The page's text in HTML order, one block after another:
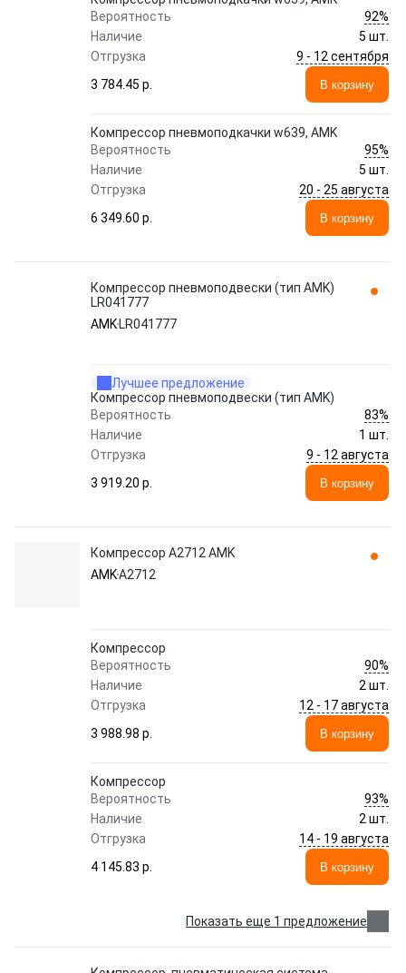
Вероятность
92%
Наличие
5 шт.
Отгрузка
9 - 12 сентября
3 784.45 p.
В корзину
Компрессор пневмоподкачки w639, AMK
Вероятность
95%
Наличие
5 шт.
Отгрузка
20 - 25 августа
6 349.60 p.
В корзину
Компрессор пневмоподвески (тип AMK)
LR041777
AMK LR041777
Лучшее предложение
Компрессор пневмоподвески (тип AMK)
Вероятность
83%
Наличие
1 шт.
Отгрузка
9 - 12 августа
3 919.20 p.
В корзину
Компрессор A2712 AMK
AMKA2712
Компрессор
Вероятность
90%
Наличие
2 шт.
Отгрузка
12 - 17 августа
3 988.98 p.
В корзину
Компрессор
Вероятность
93%
Наличие
2 шт.
Отгрузка
14 - 19 августа
4 145.83 p.
В корзину
Показать еще 1 предложение